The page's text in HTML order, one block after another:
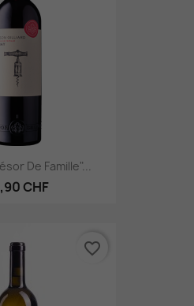
De Famille"...
CHF
favorite_border